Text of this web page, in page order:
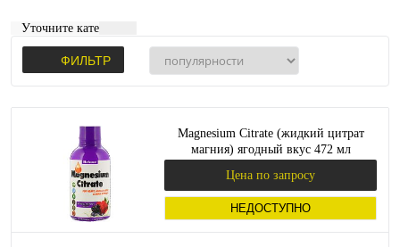
Уточните категорию:
ФИЛЬТР
Magnesium Citrate (жидкий цитрат
магния) ягодный вкус 472 мл
Цена по запросу
НЕДОСТУПНО